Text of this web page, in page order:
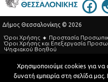
Δήμος Θεσσαλονίκης © 2026
Όροι Χρήσης
Προστασία
Όροι Xρήσης και Eπεξεργασία
Ψηφιακού Βοηθού
Τηλεφωνικός Κατάλογος
Χρησιμοποιούμε cookies για
δυνατή εμπειρία στη σελίδα μας.